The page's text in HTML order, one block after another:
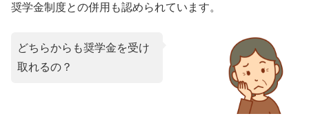
奨学金制度との併用も認められています。
どちらからも奨学金を受け
取れるの？